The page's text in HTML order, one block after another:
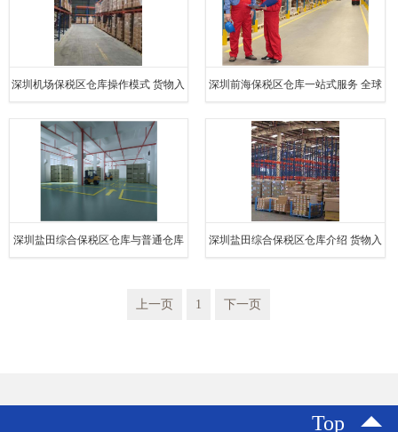
深圳机场保税区仓库操作模式 货物入
区退税 出口保税仓库
深圳前海保税区仓库一站式服务 全球
配送中心 出口保税仓库
深圳盐田综合保税区仓库与普通仓库 深圳盐田综合保税区仓库介绍 货物入
上一页 1 下一页
Top